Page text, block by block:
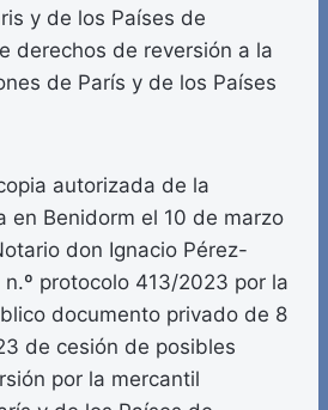
y de los Países de
derechos de reversión a la
de París y de los Países
autorizada de la
en Benidorm el 10 de marzo
don Ignacio Pérez-
protocolo 413/2023 por la
documento privado de 8
de cesión de posibles
por la mercantil